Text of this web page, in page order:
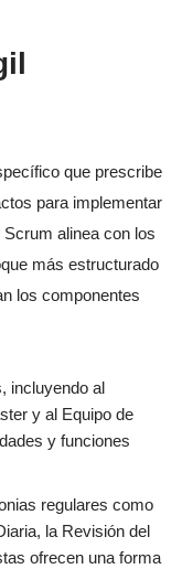
que prescribe
para implementar
alinea con los
más estructurado
los componentes
incluyendo al
y al Equipo de
y funciones
regulares como
la Revisión del
ofrecen una forma